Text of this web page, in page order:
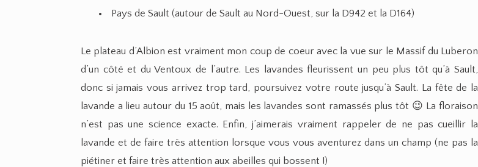
Pays de Sault (autour de Sault au Nord-Ouest, sur la D942 et la D164)
Le plateau d’Albion est vraiment mon coup de coeur avec la vue sur le Massif du Luberon
d’un côté et du Ventoux de l’autre. Les lavandes fleurissent un peu plus tôt qu’à Sault,
donc si jamais vous arrivez trop tard, poursuivez votre route jusqu’à Sault. La fête de la
lavande a lieu autour du 15 août, mais les lavandes sont ramassés plus tôt 😉 La floraison
n’est pas une science exacte. Enfin, j’aimerais vraiment rappeler de ne pas cueillir la
lavande et de faire très attention lorsque vous vous aventurez dans un champ (ne pas la
piétiner et faire très attention aux abeilles qui bossent !)